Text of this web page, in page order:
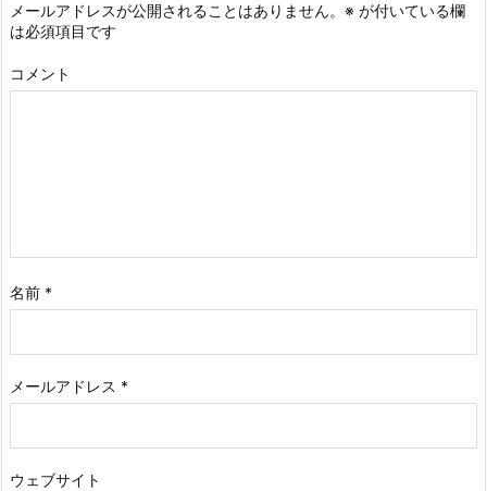
メールアドレスが公開されることはありません。 ※ が付いている欄
は必須項目です
コメント
名前 *
メールアドレス *
ウェブサイト